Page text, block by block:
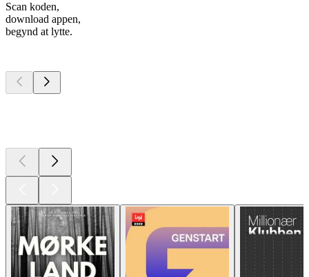
Scan koden,
download appen,
begynd at lytte.